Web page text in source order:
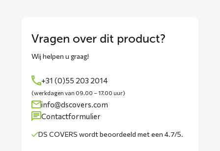
Vragen over dit product?
Wij helpen u graag!
+31 (0)55 203 2014
(werkdagen van 09.00 – 17.00 uur)
info@dscovers.com
Contactformulier
DS COVERS wordtbeoordeeld met een 4.7/5.